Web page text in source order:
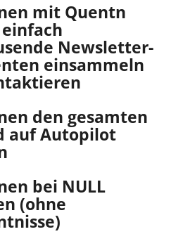
mit Quentn
Newsletter-
einsammeln
den gesamten
auf Autopilot
bei NULL
(ohne